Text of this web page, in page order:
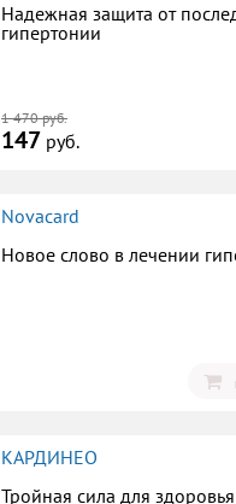
Надежная защита от
гипертонии
1 470 руб.
147 руб.
Novacard
Новое слово в лечении
КАРДИНЕО
Тройная сила для